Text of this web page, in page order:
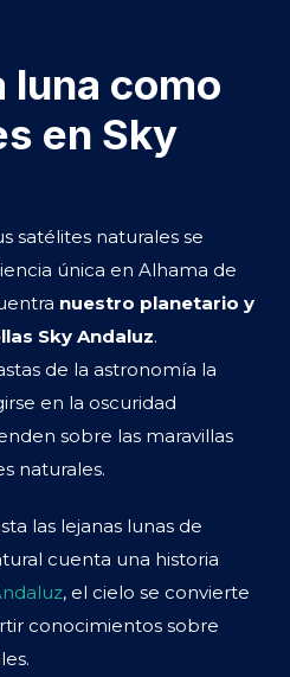
luna como
en Sky
satélites naturales se
única en Alhama de
nuestro planetario y
Sky Andaluz.
de la astronomía la
en la oscuridad
sobre las maravillas
naturales.
las lejanas lunas de
cuenta una historia
, el cielo se convierte
conocimientos sobre